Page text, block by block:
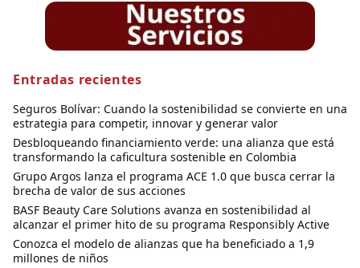
Entradas recientes
Seguros Bolívar: Cuando la sostenibilidad se convierte en una
estrategia para competir, innovar y generar valor
Desbloqueando financiamiento verde: una alianza que está
transformando la caficultura sostenible en Colombia
Grupo Argos lanza el programa ACE 1.0 que busca cerrar la
brecha de valor de sus acciones
BASF Beauty Care Solutions avanza en sostenibilidad al
alcanzar el primer hito de su programa Responsibly Active
Conozca el modelo de alianzas que ha beneficiado a 1,9
millones de niños